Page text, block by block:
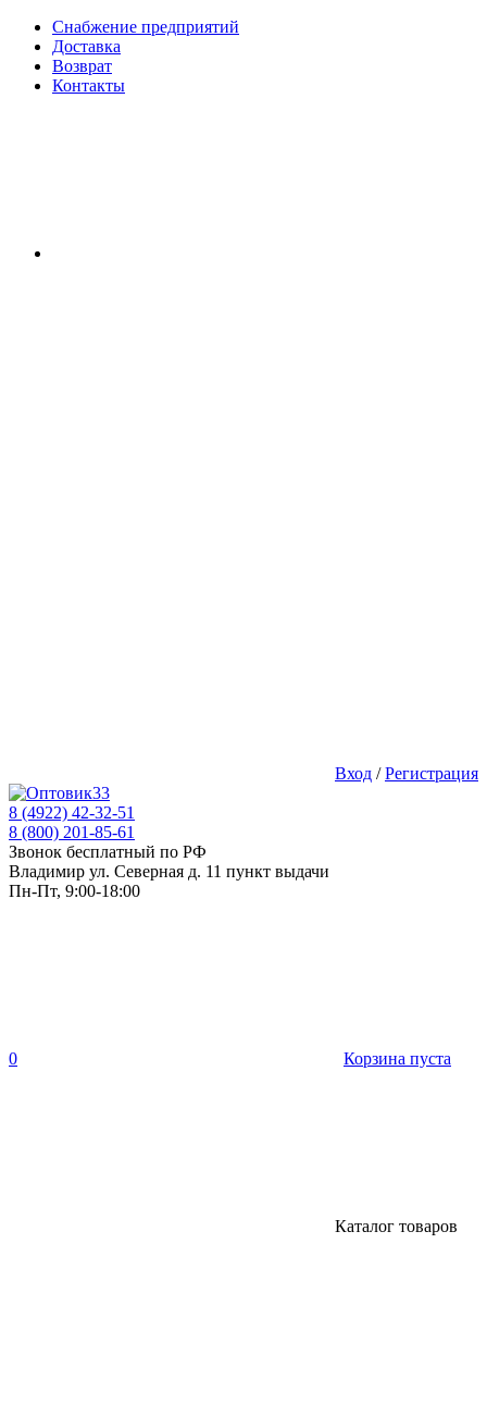
Снабжение предприятий
Доставка
Возврат
Контакты
Вход /Регистрация
8 (4922) 42-32-51
8 (800) 201-85-61
Звонок бесплатный по РФ
Владимир ул. Северная д. 11 пункт выдачи
Пн-Пт, 9:00-18:00
0 Корзина пуста
Каталог товаров